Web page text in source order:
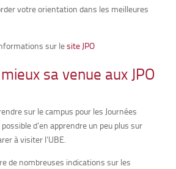
votre orientation dans les meilleures
sur lesite JPO
sa venue aux JPO
sur le campus pour les Journées
d’en apprendre un peu plus sur
à visiter l’UBE.
de nombreuses indications sur les